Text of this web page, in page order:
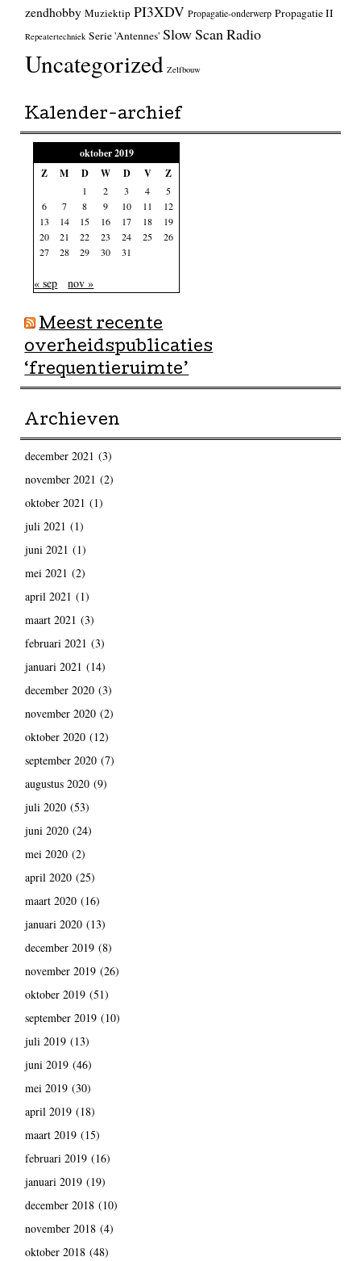
zendhobby Muziektip PI3XDV Propagatie-onderwerp Propagatie II
Repeatertechniek Serie 'Antennes' Slow Scan Radio
Uncategorized Zelfbouw
Kalender-archief
oktober 2019
Z
M D W D V Z
1 2 3 4
5
6
7 8 9 10 11
12
13
14 15 16 17 18
19
20
21 22 23 24 25
26
27
28 29 30 31
« sep nov »
Meest recente
overheidspublicaties
‘frequentieruimte’
Archieven
december 2021 (3)
november 2021 (2)
oktober 2021 (1)
juli 2021 (1)
juni 2021 (1)
mei 2021 (2)
april 2021 (1)
maart 2021 (3)
februari 2021 (3)
januari 2021 (14)
december 2020(3)
november 2020(2)
oktober 2020(12)
september 2020(7)
augustus 2020(9)
juli 2020(53)
juni 2020(24)
mei 2020(2)
april 2020(25)
maart 2020(16)
januari 2020(13)
december 2019(8)
november 2019(26)
oktober 2019(51)
september 2019(10)
juli 2019(13)
juni 2019(46)
mei 2019(30)
april 2019(18)
maart 2019(15)
februari 2019(16)
januari 2019(19)
december 2018(10)
november 2018(4)
oktober 2018(48)